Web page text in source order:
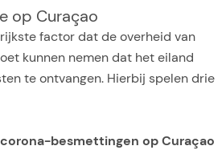
op Curaçao
factor dat de overheid van
kunnen nemen dat het eiland
te ontvangen. Hierbij spelen drie
besmettingen op Curaçao